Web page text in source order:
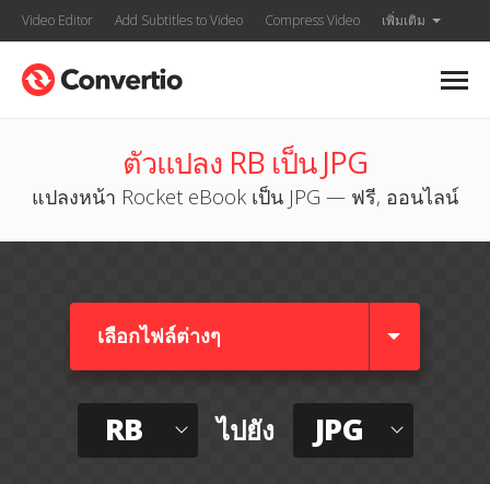
Video Editor Add Subtitles to Video Compress Video เพิ่มเติม
ตัวแปลง RB เป็น JPG
แปลงหน้า Rocket eBook เป็น JPG — ฟรี, ออนไลน์
เลือกไฟล์ต่างๆ​
RB ไปยัง JPG